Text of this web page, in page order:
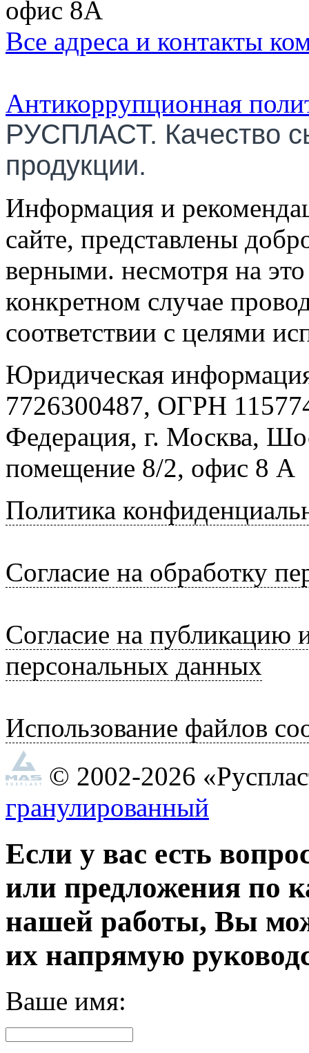
офис 8А
Все адреса и контакты
Антикоррупционная
РУСПЛАСТ. Качество
продукции.
Информация и
сайте, представлены
верными. несмотря на
конкретном случае
соответствии с целями
Юридическая
7726300487, ОГРН
Федерация, г. Москва,
помещение 8/2, офис 8 А
Политика
Согласие на обработку
Согласие на публикацию
персональных данных
Использование файлов
© 2002-2026
гранулированный
Если у вас есть
или предложения по
нашей работы, Вы
их напрямую
Ваше имя: